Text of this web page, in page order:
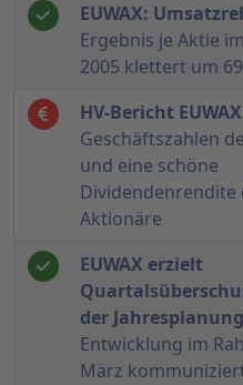
EUWAX:
Ergebnis je Aktie
2005 klettert um
HV-Bericht
Geschäftszahlen
und eine schöne
Aktionäre
EUWAX erzielt
der
Entwicklung im
März